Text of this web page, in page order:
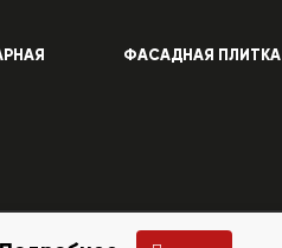
ФАСАДНАЯ ПЛИТКА